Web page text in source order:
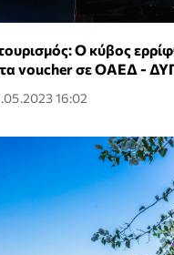
Ο κύβος
τα voucher σε ΟΑΕΔ -
16:02